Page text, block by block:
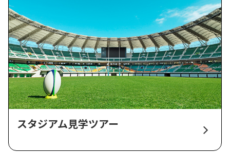
スタジアム見学ツアー